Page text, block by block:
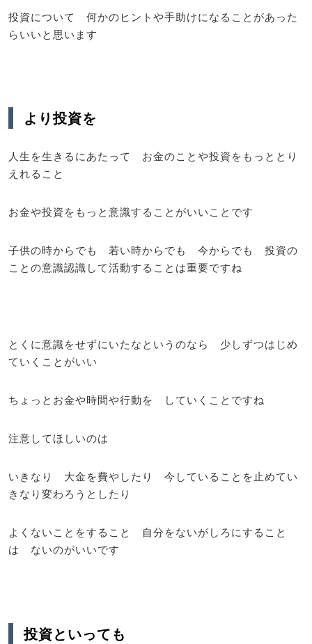
投資について 何かのヒントや手助けになることがあった
らいいと思います
より投資を
人生を生きるにあたって お金のことや投資をもっととり
えれること
お金や投資をもっと意識することがいいことです
子供の時からでも 若い時からでも 今からでも 投資の
ことの意識認識して活動することは重要ですね
とくに意識をせずにいたなというのなら 少しずつはじめ
ていくことがいい
ちょっとお金や時間や行動を していくことですね
注意してほしいのは
いきなり 大金を費やしたり 今していることを止めてい
きなり変わろうとしたり
よくないことをすること 自分をないがしろにすること
は ないのがいいです
投資といっても